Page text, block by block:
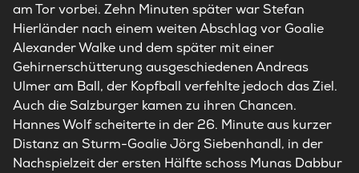
am Tor vorbei. Zehn Minuten später war Stefan
Hierländer nach einem weiten Abschlag vor Goalie
Alexander Walke und dem später mit einer
Gehirnerschütterung ausgeschiedenen Andreas
Ulmer am Ball, der Kopfball verfehlte jedoch das Ziel.
Auch die Salzburger kamen zu ihren Chancen.
Hannes Wolf scheiterte in der 26. Minute aus kurzer
Distanz an Sturm-Goalie Jörg Siebenhandl, in der
Nachspielzeit der ersten Hälfte schoss Munas Dabbur